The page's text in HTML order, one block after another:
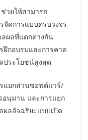
วยให้สามารถ
จัดการแบบครบวงจร
ลผลที่แตกต่างกัน
ฝึกอบรมและการคาด
ประโยชน์สูงสุด
แยกส่วนซอฟต์แวร์/
อนุมาน และการแยก
ผลอัจฉริยะแบบเปิด